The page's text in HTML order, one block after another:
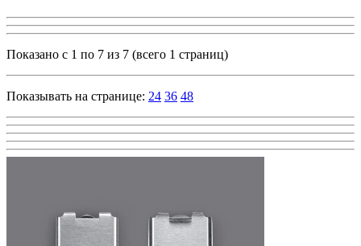
Показано с 1 по 7 из 7 (всего 1 страниц)
Показывать на странице: 24 36 48